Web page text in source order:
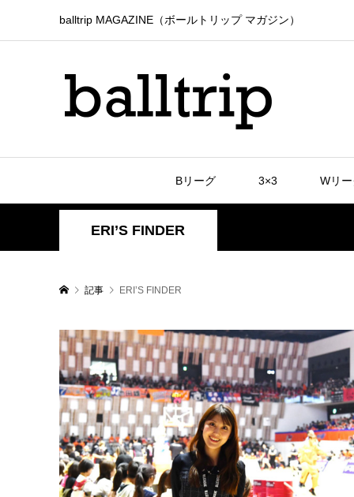
balltrip MAGAZINE（ボールトリップ マガジン）
Bリーグ 3×3 Wリ
ERI’S FINDER
記事 ERI’S FINDER